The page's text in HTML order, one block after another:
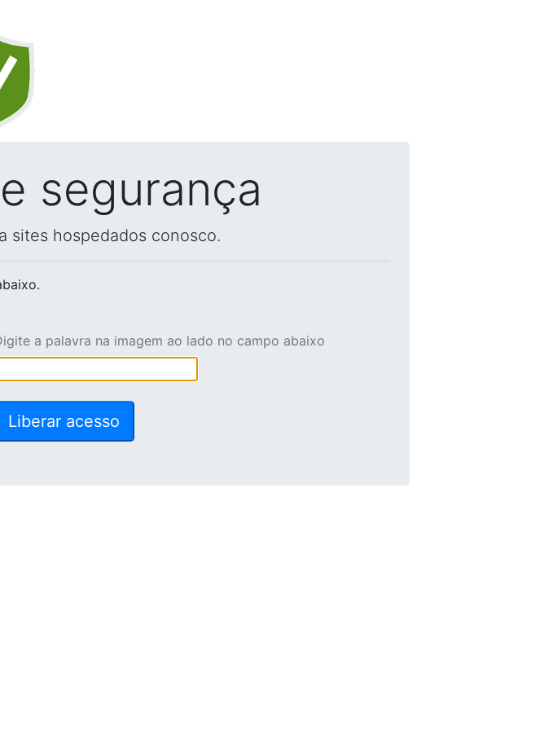
segurança
sites hospedados conosco.
a palavra na imagem ao lado no campo abaixo